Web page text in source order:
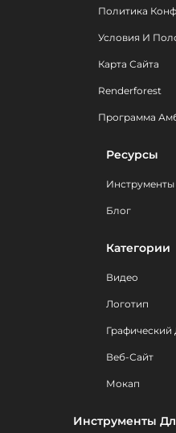
Политика
Условия И
Карта Сайта
Renderforest
Программа
Ресурсы
Блог
Категории
Видео
Логотип
Графический
Веб-Сайт
Мокап
Инструменты